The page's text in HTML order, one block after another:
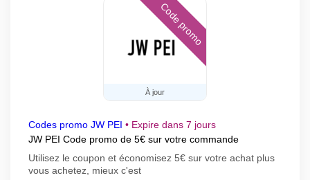
À jour
Code promo
Codes promo JW PEI • Expire dans 7 jours
JW PEI Code promo de 5€ sur votre commande
Utilisez le coupon et économisez 5€ sur votre achat plus
vous achetez, mieux c'est